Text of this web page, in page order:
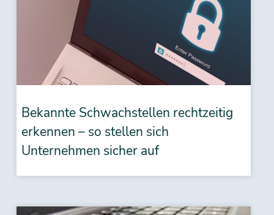
Bekannte Schwachstellen rechtzeitig
erkennen – so stellen sich
Unternehmen sicher auf